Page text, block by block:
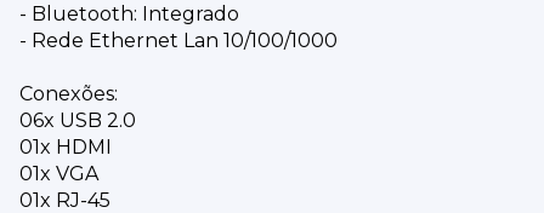
- Bluetooth: Integrado
- Rede Ethernet Lan 10/100/1000
Conexões:
06x USB 2.0
01x HDMI
01x VGA
01x RJ-45